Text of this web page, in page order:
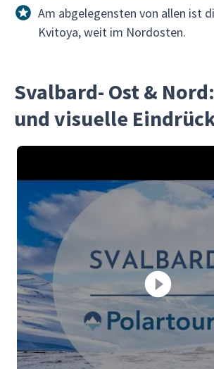
Am abgelegensten von allen ist
Kvitoya, weit im Nordosten.
Svalbard- Ost &
und visuelle